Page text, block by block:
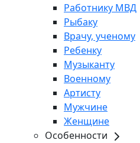
Работнику МВД
Рыбаку
Врачу, ученому
Ребенку
Музыканту
Военному
Артисту
Мужчине
Женщине
Особенности